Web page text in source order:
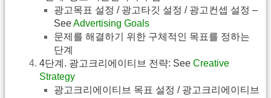
광고목표 설정 / 광고타깃 설정 / 광고컨셉 설정 –
SeeAdvertising Goals
문제를 해결하기 위한 구체적인 목표를 정하는
단계
4단계. 광고크리에이티브 전략: See Creative
Strategy
광고크리에이티브 목표 설정 / 광고크리에이티브